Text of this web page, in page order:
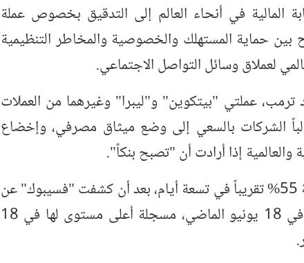
المالية في أنحاء العالم إلى التدقيق بخصوص عملة
حماية المستهلك والخصوصية والمخاطر التنظيمية
لعملاق وسائل التواصل الاجتماعي.
ترمب، عملتي "بيتكوين" و"ليبرا" وغيرهما من العملات
الشركات بالسعي إلى وضع ميثاق مصرفي، وإخضاع
والعالمية إذا أرادت أن "تصبح بنكاً".
وارتفعت عملة "بيتكوين" بنسبة 55% تقريباً في تسعة أيام، بعد أن كشفت "فسيبوك" عن
خططها لإطلاق عملتها "ليبرا" في 18 يونيو الماضي، مسجلة أعلى مستوى لها في 18